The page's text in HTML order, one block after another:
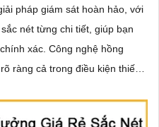
pháp giám sát hoàn hảo, với
nét từng chi tiết, giúp bạn
nghệ hồng
ràng cả trong điều kiện thiếu